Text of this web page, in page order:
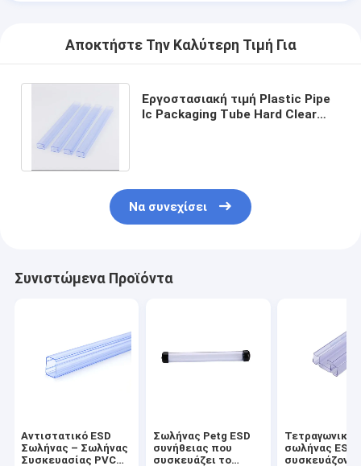
Αποκτήστε Την Καλύτερη Τιμή Για
Εργοστασιακή τιμή Plastic Pipe
Ic Packaging Tube Hard Clear
Να συνεχίσει
Συνιστώμενα Προϊόντα
Αντιστατικό ESD
Σωλήνας – Σωλήνας
Συσκευασίας PVC
Σωλήνας Petg ESD
συνήθειας που
συσκευάζει το
Τετραγωνικός
σωλήνας ESD,